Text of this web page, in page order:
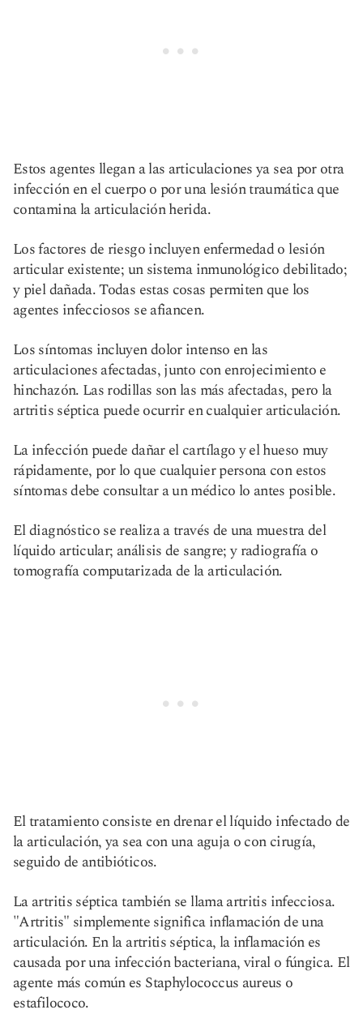
Estos agentes llegan a las articulaciones ya sea por otra
infección en el cuerpo o por una lesión traumática que
contamina la articulación herida.
Los factores de riesgo incluyen enfermedad o lesión
articular existente; un sistema inmunológico debilitado;
y piel dañada. Todas estas cosas permiten que los
agentes infecciosos se afiancen.
Los síntomas incluyen dolor intenso en las
articulaciones afectadas, junto con enrojecimiento e
hinchazón. Las rodillas son las más afectadas, pero la
artritis séptica puede ocurrir en cualquier articulación.
La infección puede dañar el cartílago y el hueso muy
rápidamente, por lo que cualquier persona con estos
síntomas debe consultar a un médico lo antes posible.
El diagnóstico se realiza a través de una muestra del
líquido articular; análisis de sangre; y radiografía o
tomografía computarizada de la articulación.
El tratamiento consiste en drenar el líquido infectado de
la articulación, ya sea con una aguja o con cirugía,
seguido de antibióticos.
La artritis séptica también se llama artritis infecciosa.
"Artritis" simplemente significa inflamación de una
articulación. En la artritis séptica, la inflamación es
causada por una infección bacteriana, viral o fúngica. El
agente más común es Staphylococcus aureus o
estafilococo.